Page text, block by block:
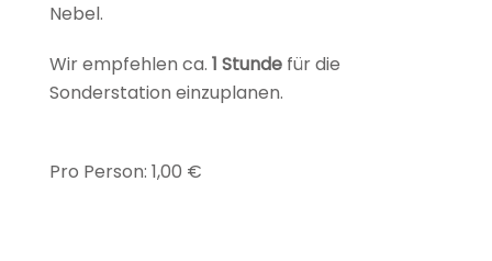
Nebel.
Wir empfehlen ca. 1 Stunde für die
Sonderstation einzuplanen.
Pro Person: 1,00 €